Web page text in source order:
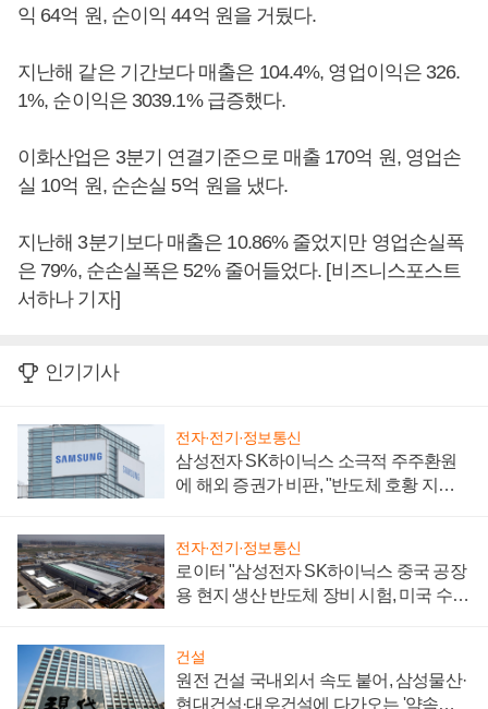
익 64억 원, 순이익 44억 원을 거뒀다.
지난해 같은 기간보다 매출은 104.4%, 영업이익은 326.
1%, 순이익은 3039.1% 급증했다.
이화산업은 3분기 연결기준으로 매출 170억 원, 영업손
실 10억 원, 순손실 5억 원을 냈다.
지난해 3분기보다 매출은 10.86% 줄었지만 영업손실폭
은 79%, 순손실폭은 52% 줄어들었다. [비즈니스포스트
서하나 기자]
인기기사
전자·전기·정보통신
삼성전자 SK하이닉스 소극적 주주환원
에 해외 증권가 비판, "반도체 호황 지속
전자·전기·정보통신
로이터 "삼성전자 SK하이닉스 중국 공장
용 현지 생산 반도체 장비 시험, 미국 수출
건설
원전 건설 국내외서 속도 붙어, 삼성물산·
현대건설·대우건설에 다가오는 '약속의